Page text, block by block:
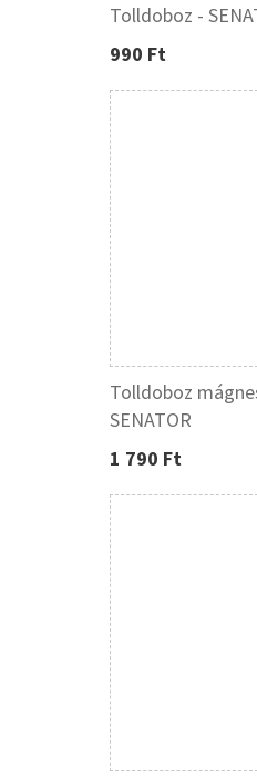
Tolldoboz -
990 Ft
Tolldoboz
SENATOR
1 790 Ft